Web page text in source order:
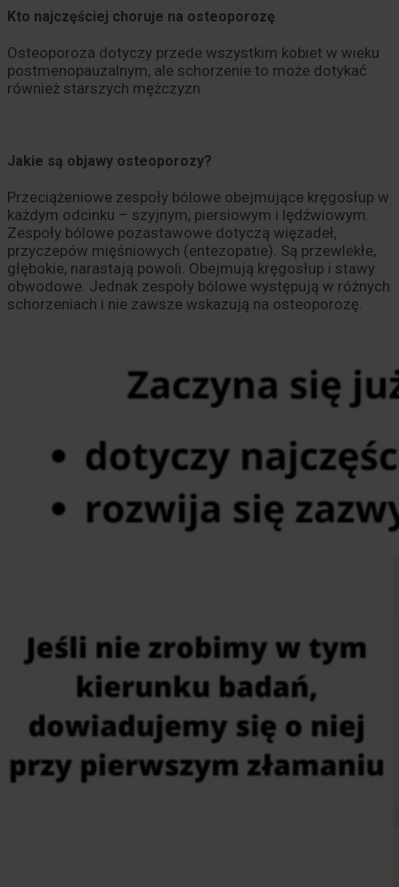
Kto najczęściej choruje na osteoporozę
Osteoporoza dotyczy przede wszystkim kobiet w wieku
postmenopauzalnym, ale schorzenie to może dotykać
również starszych mężczyzn.
Jakie są objawy osteoporozy?
Przeciążeniowe zespoły bólowe obejmujące kręgosłup w
każdym odcinku – szyjnym, piersiowym i lędźwiowym.
Zespoły bólowe pozastawowe dotyczą więzadeł,
przyczepów mięśniowych (entezopatie). Są przewlekłe,
głębokie, narastają powoli. Obejmują kręgosłup i stawy
obwodowe. Jednak zespoły bólowe występują w różnych
schorzeniach i nie zawsze wskazują na osteoporozę.